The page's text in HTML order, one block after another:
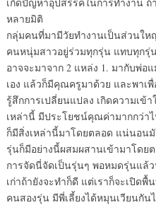
หลายมิติ
กลุ่มคนที่มามีวัยทำงานเป็นส่วนใ
คนหนุ่มสาวอยู่ร่วมทุกรุ่น แทบทุกรุ่
อาจจะมาจาก 2 แหล่ง 1. มากับพ่อ
เอง แล้วก็มีคุณครูมาด้วย และพาเ
รู้สึกการเปลี่ยนแปลง เกิดความเข้
เหล่านี้ มีประโยชน์คุณค่ามากกว่าไ
ก็มีสิ่งเหล่านี้มาโดยตลอด แน่นอน
รุ่นก็มีอย่างนี้ผสมผสานเข้ามาโดย
การจัดนี่จัดเป็นรุ่นๆ พอหมดรุ่นแล้
เก่าถ้ายังจะทำก็ดี แต่เราก็จะเปิด
คนสองรุ่น มีพี่เลี้ยงได้หมุนเวียนกัน